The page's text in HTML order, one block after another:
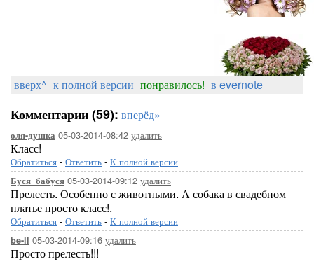
вверх^ к полной версии понравилось! в evernote
Комментарии (59): вперёд»
оля-душка 05-03-2014-08:42 удалить
Класс!
Обратиться - Ответить - К полной версии
Буся_бабуся 05-03-2014-09:12 удалить
Прелесть. Особенно с животными. А собака в свадебном
платье просто класс!.
Обратиться - Ответить - К полной версии
be-ll 05-03-2014-09:16 удалить
Просто прелесть!!!